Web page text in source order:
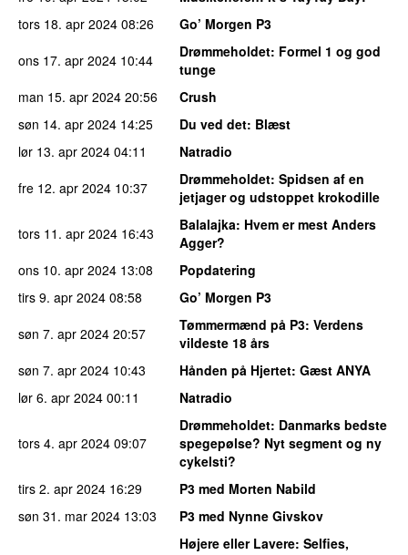
tors 18. apr 2024 08:26
Go’ Morgen P3
ons 17. apr 2024 10:44 Drømmeholdet: Formel 1 og god
tunge
man 15. apr 2024 20:56
Crush
søn 14. apr 2024 14:25 Du ved det: Blæst
lør 13. apr 2024 04:11
Natradio
fre 12. apr 2024 10:37 Drømmeholdet: Spidsen af en
jetjager og udstoppet krokodille
tors 11. apr 2024 16:43 Balalajka: Hvem er mest Anders
Agger?
ons 10. apr 2024 13:08
Popdatering
tirs 9. apr 2024 08:58
Go’ Morgen P3
søn 7. apr 2024 20:57 Tømmermænd på P3: Verdens
vildeste 18 års
søn 7. apr 2024 10:43 Hånden på Hjertet: Gæst ANYA
lør 6. apr 2024 00:11 Natradio
tors 4. apr 2024 09:07
Drømmeholdet: Danmarks bedste
spegepølse? Nyt segment og ny
cykelsti?
tirs 2. apr 2024 16:29
P3 med Morten Nabild
søn 31. mar 2024 13:03 P3 med Nynne Givskov
Højere eller Lavere: Selfies,